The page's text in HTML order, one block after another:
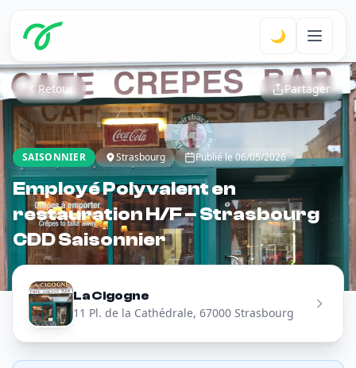
🌙
Retour Partager
SAISONNIER Strasbourg Publié le 06/05/2026
Employé Polyvalent en
restauration H/F – Strasbourg
CDD Saisonnier
La Cigogne
11 Pl. de la Cathédrale, 67000 Strasbourg